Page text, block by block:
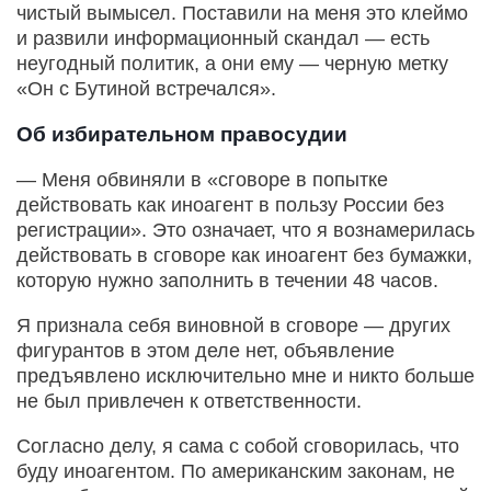
чистый вымысел. Поставили на меня это клеймо
и развили информационный скандал — есть
неугодный политик, а они ему — черную метку
«Он с Бутиной встречался».
Об избирательном правосудии
— Меня обвиняли в «сговоре в попытке
действовать как иноагент в пользу России без
регистрации». Это означает, что я вознамерилась
действовать в сговоре как иноагент без бумажки,
которую нужно заполнить в течении 48 часов.
Я признала себя виновной в сговоре — других
фигурантов в этом деле нет, объявление
предъявлено исключительно мне и никто больше
не был привлечен к ответственности.
Согласно делу, я сама с собой сговорилась, что
буду иноагентом. По американским законам, не